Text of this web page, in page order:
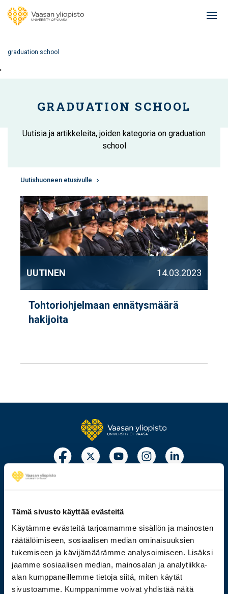
Tämä sivusto käyttää evästeitä
Käytämme evästeitä tarjoamamme sisällön ja mainosten
räätälöimiseen, sosiaalisen median ominaisuuksien
tukemiseen ja kävijämäärämme analysoimiseen. Lisäksi
jaamme sosiaalisen median, mainosalan ja analytiikka-
alan kumppaneillemme tietoja siitä, miten käytät
sivustoamme. Kumppanimme voivat yhdistää näitä
graduation school
'
GRADUATION SCHOOL
Uutisia ja artikkeleita, joiden kategoria on graduation
school
Uutishuoneen etusivulle
UUTINEN 14.03.2023
Tohtoriohjelmaan ennätysmäärä
hakijoita
029 449 8000
Wolffintie 32
FI-65200 Vaasa PL 700
65101 Vaasa